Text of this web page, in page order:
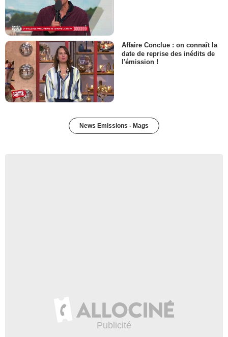
Affaire Conclue : on connaît la
date de reprise des inédits de
l'émission !
News Emissions - Mags